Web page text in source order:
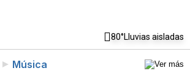
80°Lluvias aisladas
Música